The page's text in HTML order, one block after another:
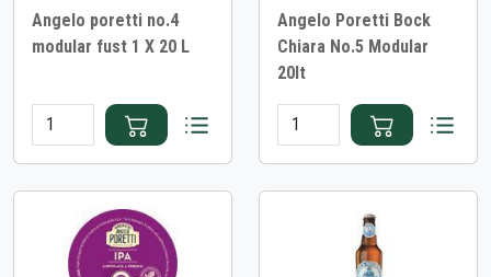
Angelo poretti no.4
modular fust 1 X 20 L
Angelo Poretti Bock
Chiara No.5 Modular
20lt